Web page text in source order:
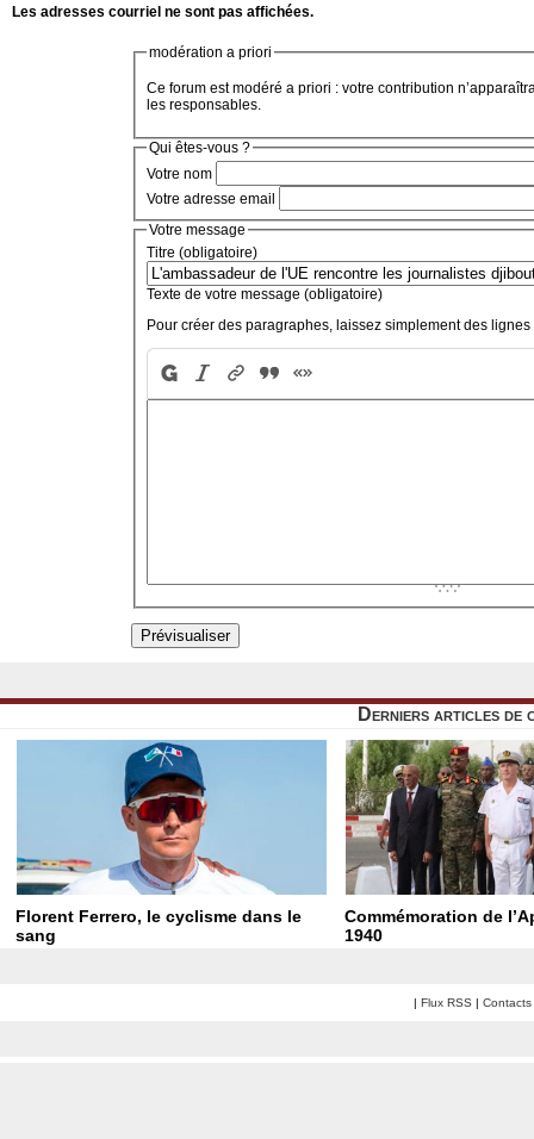
Les adresses courriel ne sont pas affichées.
modération a priori
Ce forum est modéré a priori : votre contribution
les responsables.
Qui êtes-vous ?
Votre nom
Votre adresse email
Votre message
Titre (obligatoire)
Texte de votre message (obligatoire)
Pour créer des paragraphes, laissez simplement des lignes
Derniers articles de
Florent Ferrero, le cyclisme dans le
sang
Commémoration de
1940
| Flux RSS | Contacts